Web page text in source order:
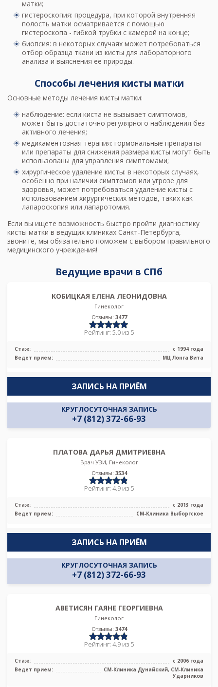
матки;
гистероскопия: процедура, при которой внутренняя
полость матки осматривается с помощью
гистероскопа - гибкой трубки с камерой на конце;
биопсия: в некоторых случаях может потребоваться
отбор образца ткани из кисты для лабораторного
анализа и выяснения ее природы.
Способы лечения кисты матки
Основные методы лечения кисты матки:
наблюдение: если киста не вызывает симптомов,
может быть достаточно регулярного наблюдения без
активного лечения;
медикаментозная терапия: гормональные препараты
или препараты для снижения размера кисты могут быть
использованы для управления симптомами;
хирургическое удаление кисты: в некоторых случаях,
особенно при наличии симптомов или угрозе для
здоровья, может потребоваться удаление кисты с
использованием хирургических методов, таких как
лапароскопия или лапаротомия.
Если вы ищете возможность быстро пройти диагностику
кисты матки в ведущих клиниках Санкт-Петербурга,
звоните, мы обязательно поможем с выбором правильного
медицинского учреждения!
Ведущие врачи в СПб
КОБИЦКАЯ ЕЛЕНА ЛЕОНИДОВНА
Гинеколог
Отзывы: 3477
Рейтинг: 5.0 из 5
Стаж:
с 1994 года
Ведет прием:
МЦ Лонга Вита
ЗАПИСЬ НА ПРИЁМ
КРУГЛОСУТОЧНАЯ ЗАПИСЬ
+7 (812) 372-66-93
ПЛАТОВА ДАРЬЯ ДМИТРИЕВНА
Врач УЗИ, Гинеколог
Отзывы: 3534
Рейтинг: 4.9 из 5
Стаж:
с 2013 года
Ведет прием:
СМ-Клиника Выборгское
ЗАПИСЬ НА ПРИЁМ
КРУГЛОСУТОЧНАЯ ЗАПИСЬ
+7 (812) 372-66-93
АВЕТИСЯН ГАЯНЕ ГЕОРГИЕВНА
Гинеколог
Отзывы: 3474
Рейтинг: 4.9 из 5
Стаж:
с 2006 года
Ведет прием:
СМ-Клиника Дунайский, СМ-Клиника
Ударников